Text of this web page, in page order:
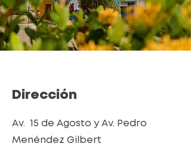
Dirección
Av.
15 de Agosto y Av. Pedro
Menéndez Gilbert